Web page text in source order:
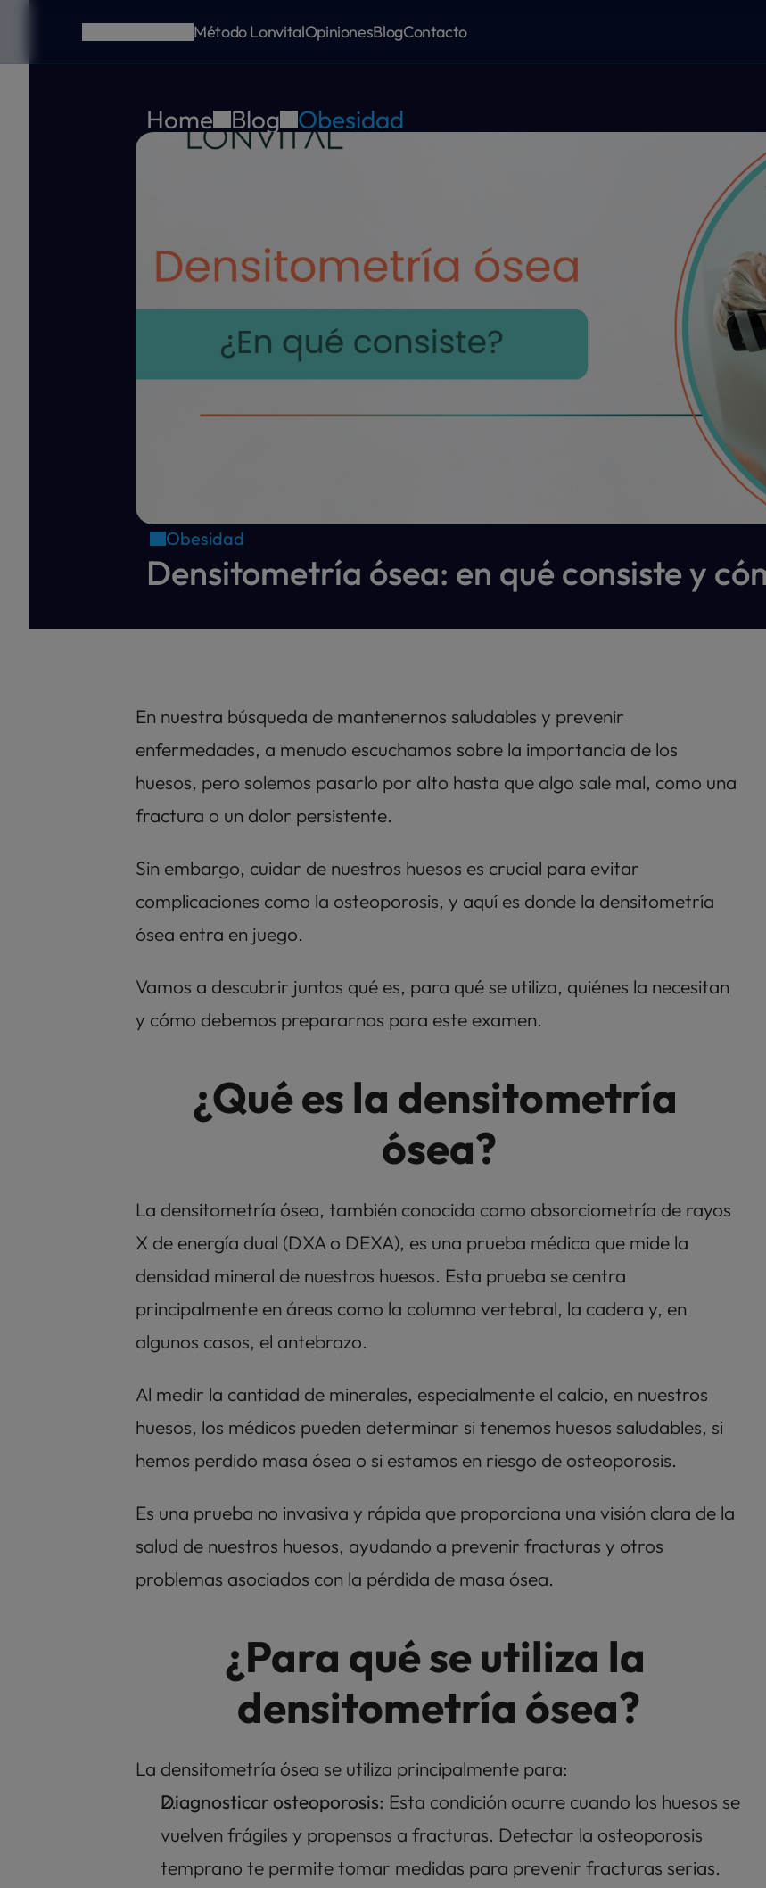
Método LonvitalOpinionesBlogContacto
Home Blog Obesidad
Obesidad
Densitometría ósea: en qué consiste y
En nuestra búsqueda de mantenernos saludables y prevenir
enfermedades, a menudo escuchamos sobre la importancia de los
huesos, pero solemos pasarlo por alto hasta que algo sale mal, como una
fractura o un dolor persistente.
Sin embargo, cuidar de nuestros huesos es crucial para evitar
complicaciones como la osteoporosis, y aquí es donde la densitometría
ósea entra en juego.
Vamos a descubrir juntos qué es, para qué se utiliza, quiénes la necesitan
y cómo debemos prepararnos para este examen.
¿Qué es la densitometría
ósea?
La densitometría ósea, también conocida como absorciometría de rayos
X de energía dual (DXA o DEXA), es una prueba médica que mide la
densidad mineral de nuestros huesos. Esta prueba se centra
principalmente en áreas como la columna vertebral, la cadera y, en
algunos casos, el antebrazo.
Al medir la cantidad de minerales, especialmente el calcio, en nuestros
huesos, los médicos pueden determinar si tenemos huesos saludables, si
hemos perdido masa ósea o si estamos en riesgo de osteoporosis.
Es una prueba no invasiva y rápida que proporciona una visión clara de la
salud de nuestros huesos, ayudando a prevenir fracturas y otros
problemas asociados con la pérdida de masa ósea.
¿Para qué se utiliza la
densitometría ósea?
La densitometría ósea se utiliza principalmente para:
Diagnosticar osteoporosis: Esta condición ocurre cuando los huesos se
vuelven frágiles y propensos a fracturas. Detectar la osteoporosis
temprano te permite tomar medidas para prevenir fracturas serias.